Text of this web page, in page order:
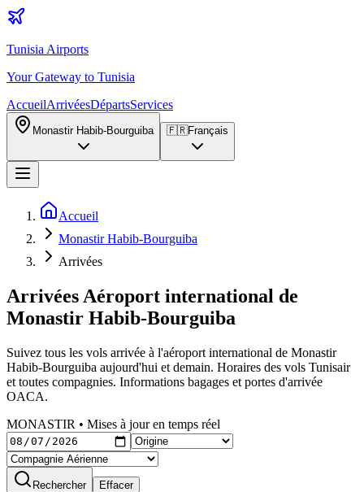
Tunisia Airports
Your Gateway to Tunisia
AccueilArrivéesDépartsServices
Monastir Habib-Bourguiba 🇫🇷Français
Accueil
Monastir Habib-Bourguiba
Arrivées
Arrivées Aéroport international de
Monastir Habib-Bourguiba
Suivez tous les vols arrivée à l'aéroport international de Monastir
Habib-Bourguiba aujourd'hui et demain. Horaires des vols Tunisair
et toutes compagnies. Informations bagages et portes d'arrivée
OACA.
MONASTIR • Mises à jour en temps réel
Rechercher Effacer